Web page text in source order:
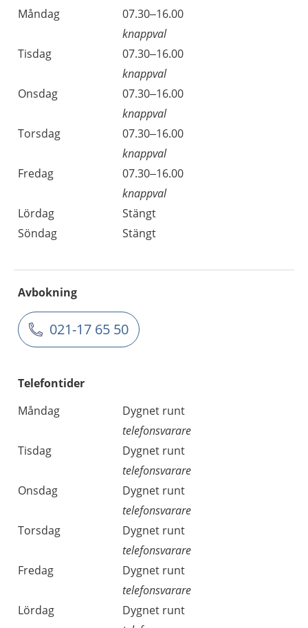
Måndag
07.30–16.00
knappval
Tisdag
07.30–16.00
knappval
Onsdag
07.30–16.00
knappval
Torsdag
07.30–16.00
knappval
Fredag
07.30–16.00
knappval
Lördag
Stängt
Söndag
Stängt
Avbokning
021-17 65 50
Telefontider
Måndag
Dygnet runt
telefonsvarare
Tisdag
Dygnet runt
telefonsvarare
Onsdag
Dygnet runt
telefonsvarare
Torsdag
Dygnet runt
telefonsvarare
Fredag
Dygnet runt
telefonsvarare
Lördag
Dygnet runt